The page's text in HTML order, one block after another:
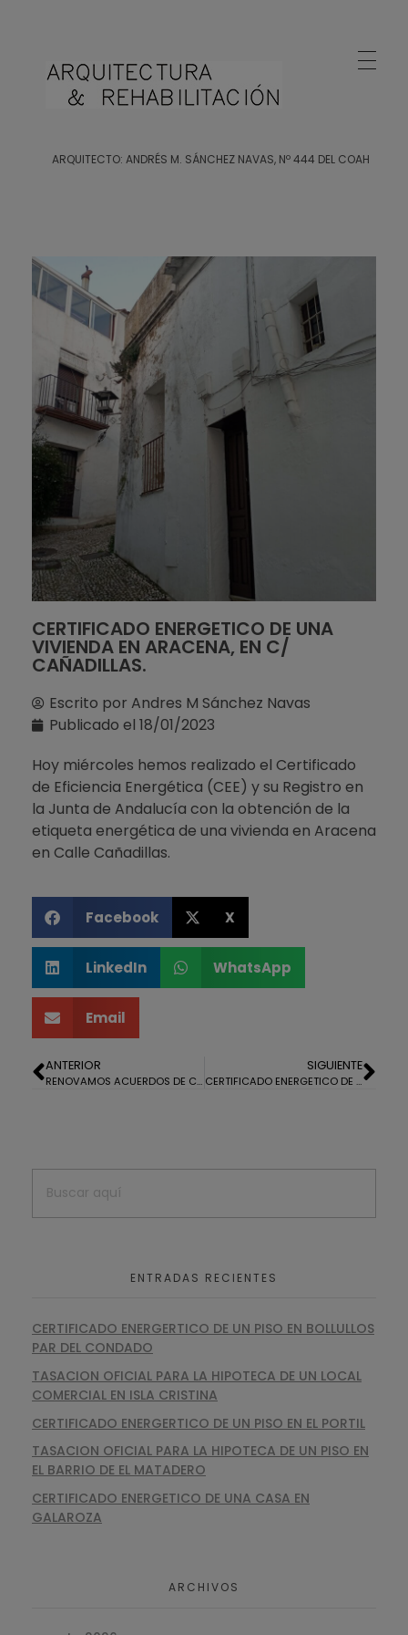
ARQUITECTO: ANDRÉS M. SÁNCHEZ NAVAS, Nº 444 DEL COAH
CERTIFICADO ENERGETICO DE UNA
VIVIENDA EN ARACENA, EN C/
CAÑADILLAS.
Escrito por Andres M Sánchez Navas
Publicado el 18/01/2023
Hoy miércoles hemos realizado el Certificado
de Eficiencia Energética (CEE) y su Registro en
la Junta de Andalucía con la obtención de la
etiqueta energética de una vivienda en Aracena
en Calle Cañadillas.
Facebook X
LinkedIn WhatsApp
Email
ANTERIOR
RENOVAMOS ACUERDOS DE COLABORACION CON INMOBILIARIAS
SIGUIENTE
CERTIFICADO ENERGETICO DE UNA VIVIENDA EN ARACENA, EN C/ BARBEROS Nº22
ENTRADAS RECIENTES
CERTIFICADO ENERGERTICO DE UN PISO EN BOLLULLOS
PAR DEL CONDADO
TASACION OFICIAL PARA LA HIPOTECA DE UN LOCAL
COMERCIAL EN ISLA CRISTINA
CERTIFICADO ENERGERTICO DE UN PISO EN EL PORTIL
TASACION OFICIAL PARA LA HIPOTECA DE UN PISO EN
EL BARRIO DE EL MATADERO
CERTIFICADO ENERGETICO DE UNA CASA EN
GALAROZA
ARCHIVOS